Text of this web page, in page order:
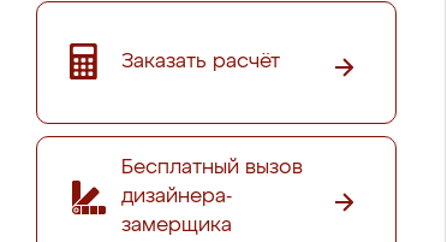
Заказать расчёт
Бесплатный вызов
дизайнера-
замерщика